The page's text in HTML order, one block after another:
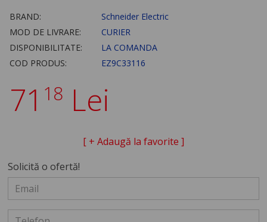
BRAND:
Schneider Electric
MOD DE LIVRARE:
CURIER
DISPONIBILITATE:
LA COMANDA
COD PRODUS:
EZ9C33116
71 18 Lei
[ + Adaugă la favorite ]
Solicită o ofertă!